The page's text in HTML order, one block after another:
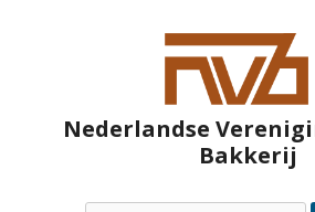
Nederlandse
Bakkerij